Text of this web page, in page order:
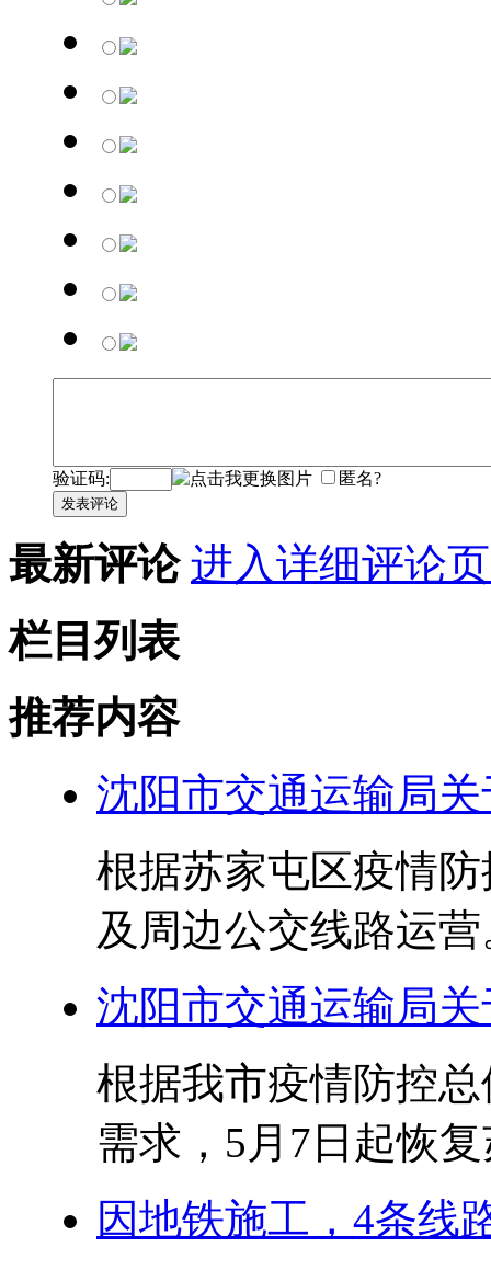
验证码: 匿名?
发表评论
最新评论 进入详细评论
栏目列表
推荐内容
沈阳市交通运输局
根据苏家屯区疫情
及周边公交线路运
沈阳市交通运输局
根据我市疫情防控
需求，5月7日起恢
因地铁施工，4条线